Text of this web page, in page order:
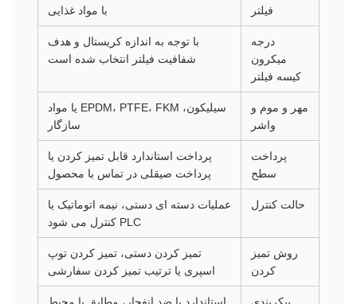
فیلتر
با مواد غذایی
درجه
میکرون
کیسه فیلتر
با توجه به اندازه کریستال و هدف
شفافیت فیلتر انتخاب شده است
مهر و موم و
واشر
سیلیکون، EPDM، PTFE، FKM یا مواد
سازگار
پرداخت
سطح
پرداخت استاندارد قابل تمیز کردن یا
پرداخت صیقلی در تماس با محصول
حالت کنترل
عملیات دسته ای دستی، نیمه اتوماتیک یا
PLC کنترل می شود
روش تمیز
کردن
تمیز کردن دستی، تمیز کردن توپ
اسپری یا ترتیب تمیز کردن سفارشی
پیکربندی استاندارد یا ضد انفجار، مطابق با محیط